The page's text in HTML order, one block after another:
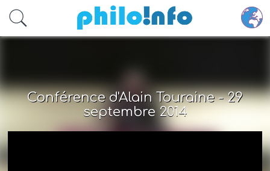
Accéder au contenu principal
Conférence d'Alain Touraine - 29
septembre 2014